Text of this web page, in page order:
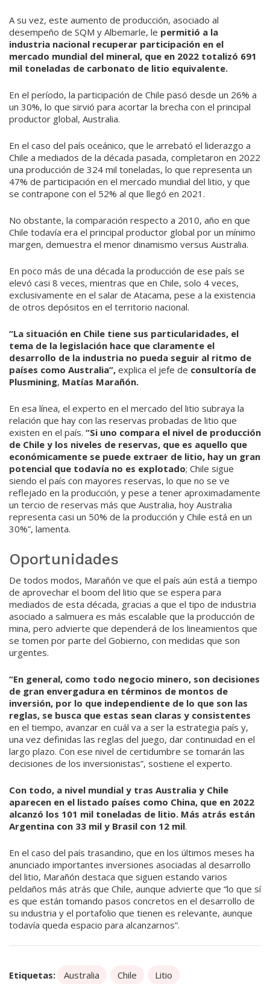
A su vez, este aumento de producción, asociado al
desempeño de SQM y Albemarle, le permitió a la
industria nacional recuperar participación en el
mercado mundial del mineral, que en 2022 totalizó 691
mil toneladas de carbonato de litio equivalente.
En el período, la participación de Chile pasó desde un 26% a
un 30%, lo que sirvió para acortar la brecha con el principal
productor global, Australia.
En el caso del país oceánico, que le arrebató el liderazgo a
Chile a mediados de la década pasada, completaron en 2022
una producción de 324 mil toneladas, lo que representa un
47% de participación en el mercado mundial del litio, y que
se contrapone con el 52% al que llegó en 2021.
No obstante, la comparación respecto a 2010, año en que
Chile todavía era el principal productor global por un mínimo
margen, demuestra el menor dinamismo versus Australia.
En poco más de una década la producción de ese país se
elevó casi 8 veces, mientras que en Chile, solo 4 veces,
exclusivamente en el salar de Atacama, pese a la existencia
de otros depósitos en el territorio nacional.
“La situación en Chile tiene sus particularidades, el
tema de la legislación hace que claramente el
desarrollo de la industria no pueda seguir al ritmo de
países como Australia”, explica el jefe de consultoría de
Plusmining, Matías Marañón.
En esa línea, el experto en el mercado del litio subraya la
relación que hay con las reservas probadas de litio que
existen en el país. “Si uno compara el nivel de producción
de Chile y los niveles de reservas, que es aquello que
económicamente se puede extraer de litio, hay un gran
potencial que todavía no es explotado; Chile sigue
siendo el país con mayores reservas, lo que no se ve
reflejado en la producción, y pese a tener aproximadamente
un tercio de reservas más que Australia, hoy Australia
representa casi un 50% de la producción y Chile está en un
30%”, lamenta.
Oportunidades
De todos modos, Marañón ve que el país aún está a tiempo
de aprovechar el boom del litio que se espera para
mediados de esta década, gracias a que el tipo de industria
asociado a salmuera es más escalable que la producción de
mina, pero advierte que dependerá de los lineamientos que
se tomen por parte del Gobierno, con medidas que son
urgentes.
“En general, como todo negocio minero, son decisiones
de gran envergadura en términos de montos de
inversión, por lo que independiente de lo que son las
reglas, se busca que estas sean claras y consistentes
en el tiempo, avanzar en cuál va a ser la estrategia país y,
una vez definidas las reglas del juego, dar continuidad en el
largo plazo. Con ese nivel de certidumbre se tomarán las
decisiones de los inversionistas”, sostiene el experto.
Con todo, a nivel mundial y tras Australia y Chile
aparecen en el listado países como China, que en 2022
alcanzó los 101 mil toneladas de litio. Más atrás están
Argentina con 33 mil y Brasil con 12 mil.
En el caso del país trasandino, que en los últimos meses ha
anunciado importantes inversiones asociadas al desarrollo
del litio, Marañón destaca que siguen estando varios
peldaños más atrás que Chile, aunque advierte que “lo que sí
es que están tomando pasos concretos en el desarrollo de
su industria y el portafolio que tienen es relevante, aunque
todavía queda espacio para alcanzarnos”.
Etiquetas: Australia Chile Litio